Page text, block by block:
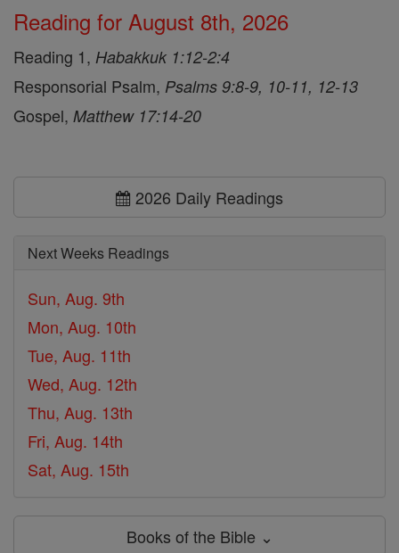
Reading for August 8th, 2026
Reading 1, Habakkuk 1:12-2:4
Responsorial Psalm, Psalms 9:8-9, 10-11, 12-13
Gospel, Matthew 17:14-20
2026 Daily Readings
Next Weeks Readings
Sun, Aug. 9th
Mon, Aug. 10th
Tue, Aug. 11th
Wed, Aug. 12th
Thu, Aug. 13th
Fri, Aug. 14th
Sat, Aug. 15th
Books of the Bible ⌄